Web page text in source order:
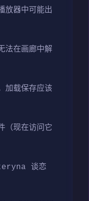
放器中可能出
法在画廊中解
加载保存应该
（现在访问它
谈恋